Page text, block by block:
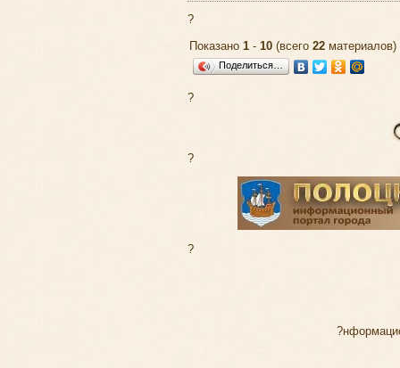
?
Показано 1 - 10 (всего 22 материалов)
Поделиться…
?
?
?